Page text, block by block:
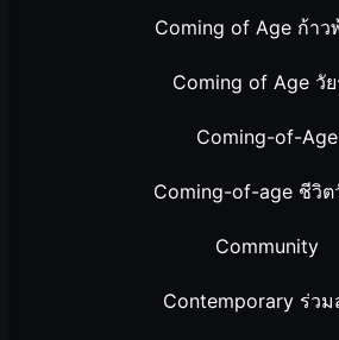
Coming of Age ก้าว
Coming of Age วั
Coming-of-Age
Coming-of-age ชีวิต
Community
Contemporary ร่วม